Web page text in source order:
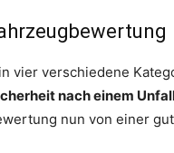
vier verschiedene
nach einem
nun von einer